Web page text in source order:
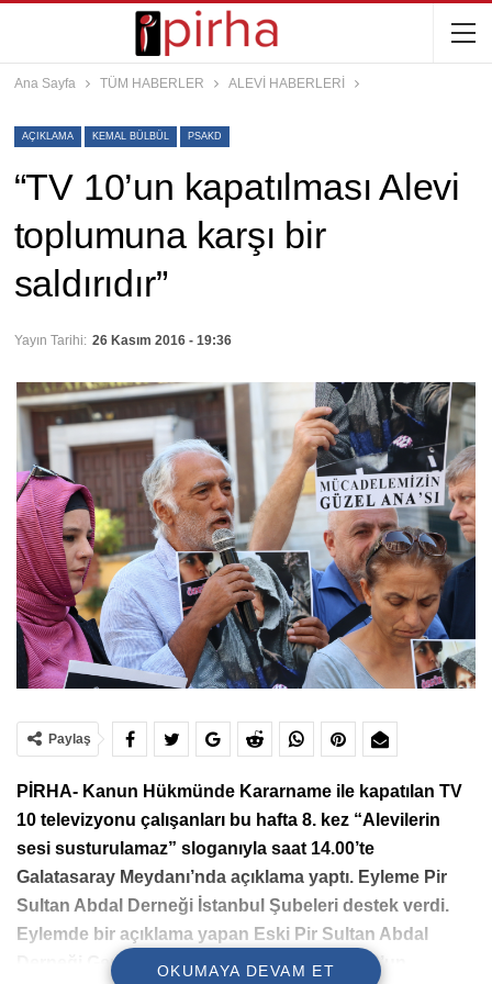
Ana Sayfa TÜM HABERLER ALEVİ HABERLERİ
AÇIKLAMA KEMAL BÜLBÜL PSAKD
“TV 10’un kapatılması Alevi
toplumuna karşı bir
saldırıdır”
Yayın Tarihi: 26 Kasım 2016 - 19:36
Paylaş
PİRHA- Kanun Hükmünde Kararname ile kapatılan TV
10 televizyonu çalışanları bu hafta 8. kez “Alevilerin
sesi susturulamaz” sloganıyla saat 14.00’te
Galatasaray Meydanı’nda açıklama yaptı. Eyleme Pir
Sultan Abdal Derneği İstanbul Şubeleri destek verdi.
Eylemde bir açıklama yapan Eski Pir Sultan Abdal
Derneği Genel Başkanı Kemal Bülbül, TV 10’un
OKUMAYA DEVAM ET